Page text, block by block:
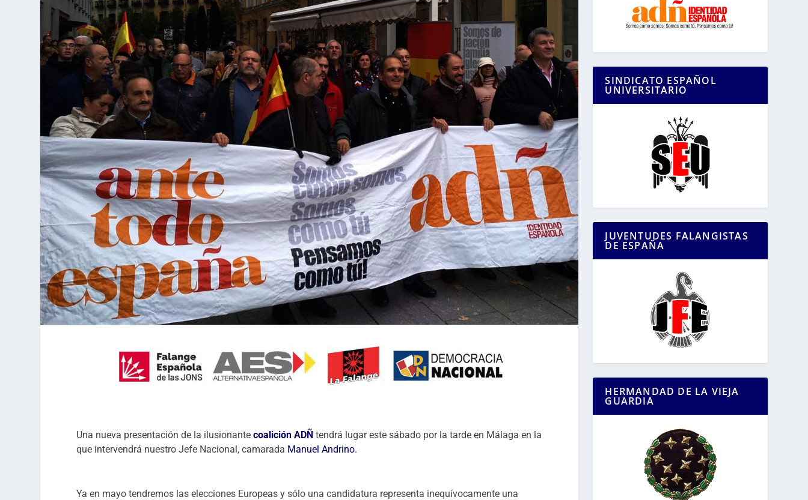
Una nueva presentación de la ilusionantecoalición ADÑ tendrá lugar este sábado por la tarde en Málaga en la
que intervendrá nuestro Jefe Nacional, camarada Manuel Andrino.
Ya en mayo tendremos las elecciones Europeas y sólo una candidatura representa inequívocamente una
SINDICATO ESPAÑOL
UNIVERSITARIO
JUVENTUDES FALANGISTAS
DE ESPAÑA
HERMANDAD DE LA VIEJA
GUARDIA